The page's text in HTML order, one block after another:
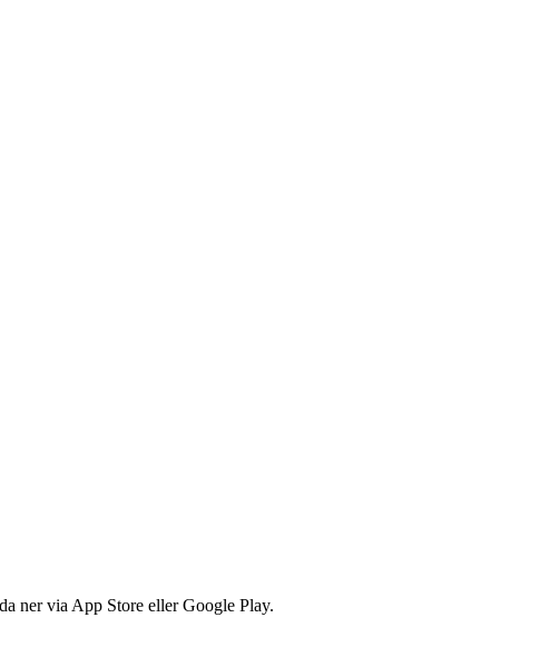
ner via App Store eller Google Play.